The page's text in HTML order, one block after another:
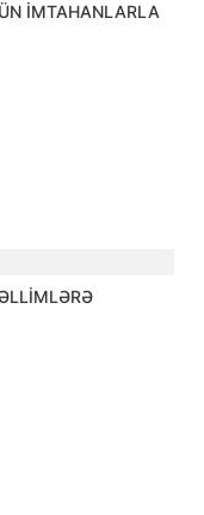
İMTAHANLARLA